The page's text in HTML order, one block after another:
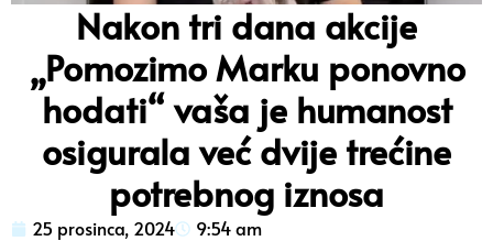
Nakon tri dana akcije
„Pomozimo Marku ponovno
hodati“ vaša je humanost
osigurala već dvije trećine
potrebnog iznosa
25 prosinca, 2024
9:54 am